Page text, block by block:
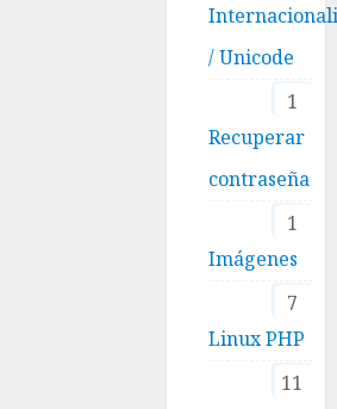
/ Unicode
1
Recuperar
contraseña
1
Imágenes
7
Linux PHP
11